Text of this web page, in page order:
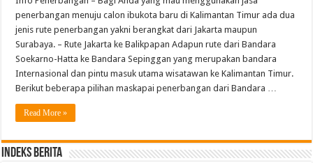
penerbangan menuju calon ibukota baru di Kalimantan Timur ada dua
jenis rute penerbangan yakni berangkat dari Jakarta maupun
Surabaya. – Rute Jakarta ke Balikpapan Adapun rute dari Bandara
Soekarno-Hatta ke Bandara Sepinggan yang merupakan bandara
Internasional dan pintu masuk utama wisatawan ke Kalimantan Timur.
Berikut beberapa pilihan maskapai penerbangan dari Bandara …
Read More »
Indeks Berita